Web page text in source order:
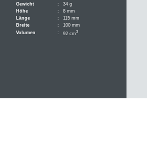
Gewicht
:
34 g
Höhe
:
8 mm
Länge
:
115 mm
Breite
:
100 mm
Volumen
: 92 cm3